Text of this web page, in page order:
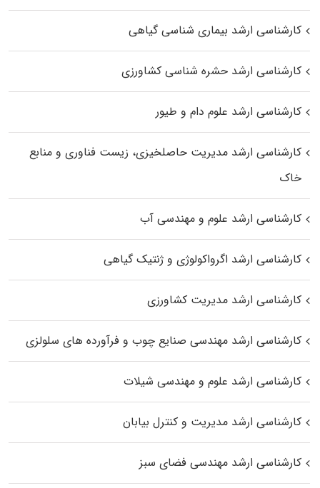
کارشناسی ارشد بیماری‌ شناسی گیاهی
کارشناسی ارشد حشره‌ شناسی کشاورزی
کارشناسی ارشد علوم دام و طیور
کارشناسی ارشد مدیریت حاصلخیزی، زیست فناوری و منابع
خاک
کارشناسی ارشد علوم و مهندسی آب
کارشناسی ارشد اگرواکولوژی و ژنتیک گیاهی
کارشناسی ارشد مدیریت کشاورزی
کارشناسی ارشد مهندسی صنایع چوب و فرآورده‌ های سلولزی
کارشناسی ارشد علوم و مهندسی شیلات
کارشناسی ارشد مدیریت و کنترل بیابان
کارشناسی ارشد مهندسی فضای سبز